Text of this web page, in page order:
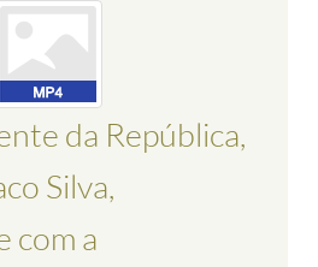
da República,
Silva,
com a